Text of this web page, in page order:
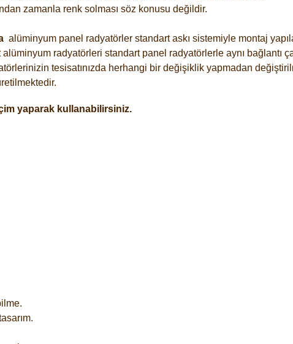
zamanla renk solması söz konusu değildir.
alüminyum panel radyatörler standart askı sistemiyle montaj
radyatörleri standart panel radyatörlerle aynı bağlantı
tesisatınızda herhangi bir değişiklik yapmadan
yaparak kullanabilirsiniz.